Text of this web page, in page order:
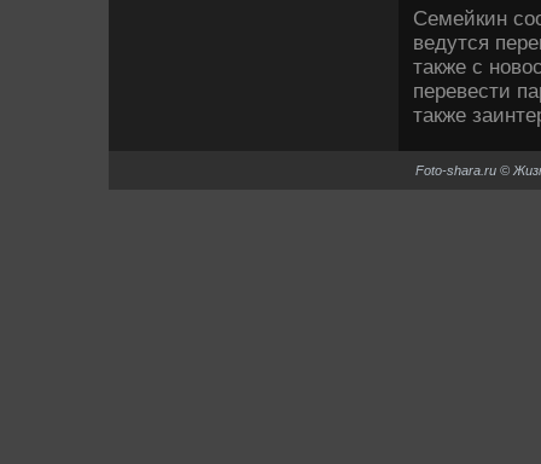
Семейкин
ведутся
также с
перевести
также
Foto-shara.ru ©